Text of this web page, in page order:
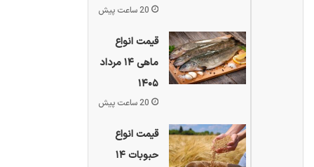
20 ساعت پیش
قیمت انواع
ماهی ۱۴ مرداد
۱۴۰۵
20 ساعت پیش
قیمت انواع
حبوبات ۱۴